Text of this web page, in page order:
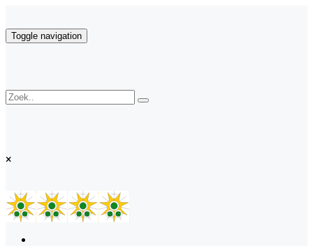
Toggle navigation
×